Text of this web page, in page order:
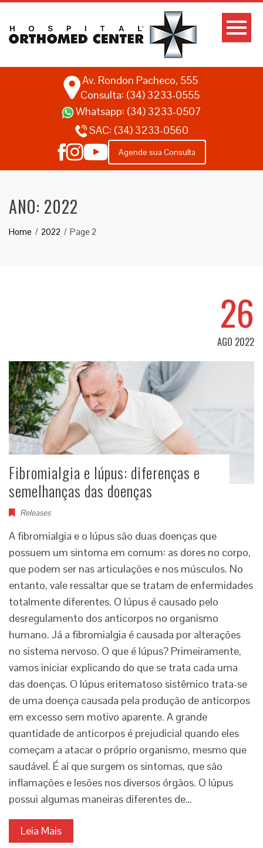
Av. Rondon Pacheco, 555
Consulta: (34) 3233-0555
Whatsapp: (34) 3233-0507
SAC: (34) 3233-0560
Agende sua Consulta
ANO: 2022
Home 2022 Page 2
26
AGO 2022
Fibromialgia e lúpus: diferenças e
semelhanças das doenças
Releases
A fibromialgia e o lúpus são duas doenças que
possuem um sintoma em comum: as dores no corpo,
que podem ser nas articulações e nos músculos. No
entanto, vale ressaltar que se tratam de enfermidades
totalmente diferentes. O lúpus é causado pelo
desregulamento dos anticorpos no organismo
humano. Já a fibromialgia é causada por alterações
no sistema nervoso. O que é lúpus? Primeiramente,
vamos iniciar explicando do que se trata cada uma
das doenças. O lúpus eritematoso sistêmico trata-se
de uma doença causada pela produção de anticorpos
em excesso sem motivo aparente. A grande
quantidade de anticorpos é prejudicial quando eles
começam a atacar o próprio organismo, mesmo que
saudável. É aí que surgem os sintomas, que são
inflamações e lesões nos diversos órgãos. O lúpus
possui algumas maneiras diferentes de…
Leia Mais